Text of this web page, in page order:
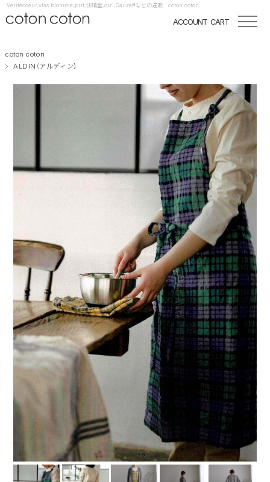
Veritecoeur,vlas blomme,prit,快晴堂,qiri,Gauze#などの通販 coton coton
ACCOUNT CART
coton coton
ALDIN（アルディン)